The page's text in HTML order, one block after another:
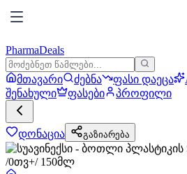
PharmaDeals
მთავარი ძებნა ფასი დაეცა
შენახული
ფასები პროფილი
დონაცია გაზიარება